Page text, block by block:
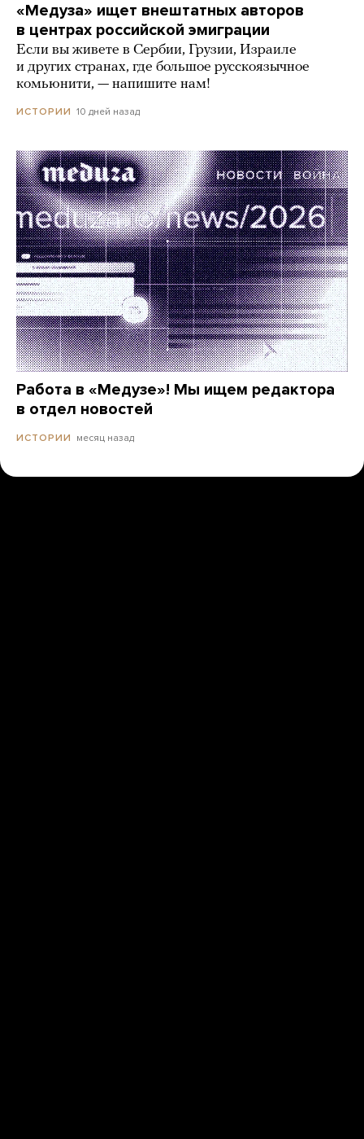
«Медуза» ищет внештатных авторов
в центрах российской эмиграции
Если вы живете в Сербии, Грузии, Израиле
и других странах, где большое русскоязычное
комьюнити, — напишите нам!
ИСТОРИИ 10 дней назад
Работа в «Медузе»! Мы ищем редактора
в отдел новостей
ИСТОРИИ месяц назад